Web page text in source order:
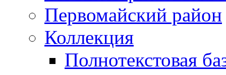
Первомайский район
Коллекция
Полнотекстовая